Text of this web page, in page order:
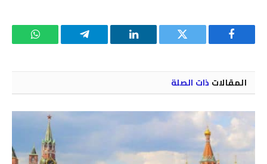
فيسبوك تويتر لينكدإن تيلقرام واتساب
المقالات ذات الصلة